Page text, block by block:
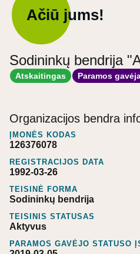
Ačiū jums!
Sodininkų bendrija
Atskaitingas Paramos
Organizacijos bendra
ĮMONĖS KODAS
126376078
REGISTRACIJOS DATA
1992-03-26
TEISINĖ FORMA
Sodininkų bendrija
TEISINIS STATUSAS
Aktyvus
PARAMOS GAVĖJO STATUSO